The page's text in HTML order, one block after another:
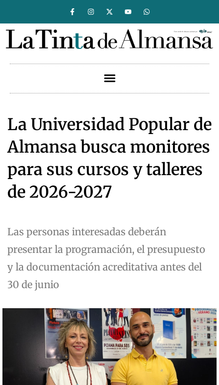
La Universidad Popular de
Almansa busca monitores
para sus cursos y talleres
de 2026-2027
Las personas interesadas deberán
presentar la programación, el presupuesto
y la documentación acreditativa antes del
30 de junio